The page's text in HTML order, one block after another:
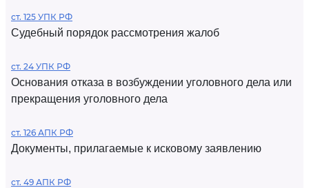
ст. 125 УПК РФ
Судебный порядок рассмотрения жалоб
ст. 24 УПК РФ
Основания отказа в возбуждении уголовного дела или
прекращения уголовного дела
ст. 126 АПК РФ
Документы, прилагаемые к исковому заявлению
ст. 49 АПК РФ